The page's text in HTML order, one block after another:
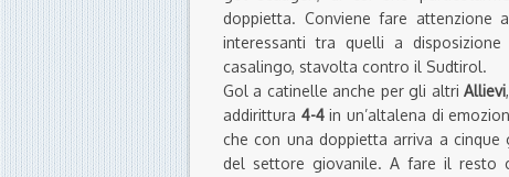
doppietta. Conviene fare
interessanti tra quelli a
casalingo, stavolta contro il Sudtirol.
Gol a catinelle anche per gli altriAllievi
addirittura 4-4in un’altalena di
che con una doppietta arriva a
del settore giovanile. A fare il resto